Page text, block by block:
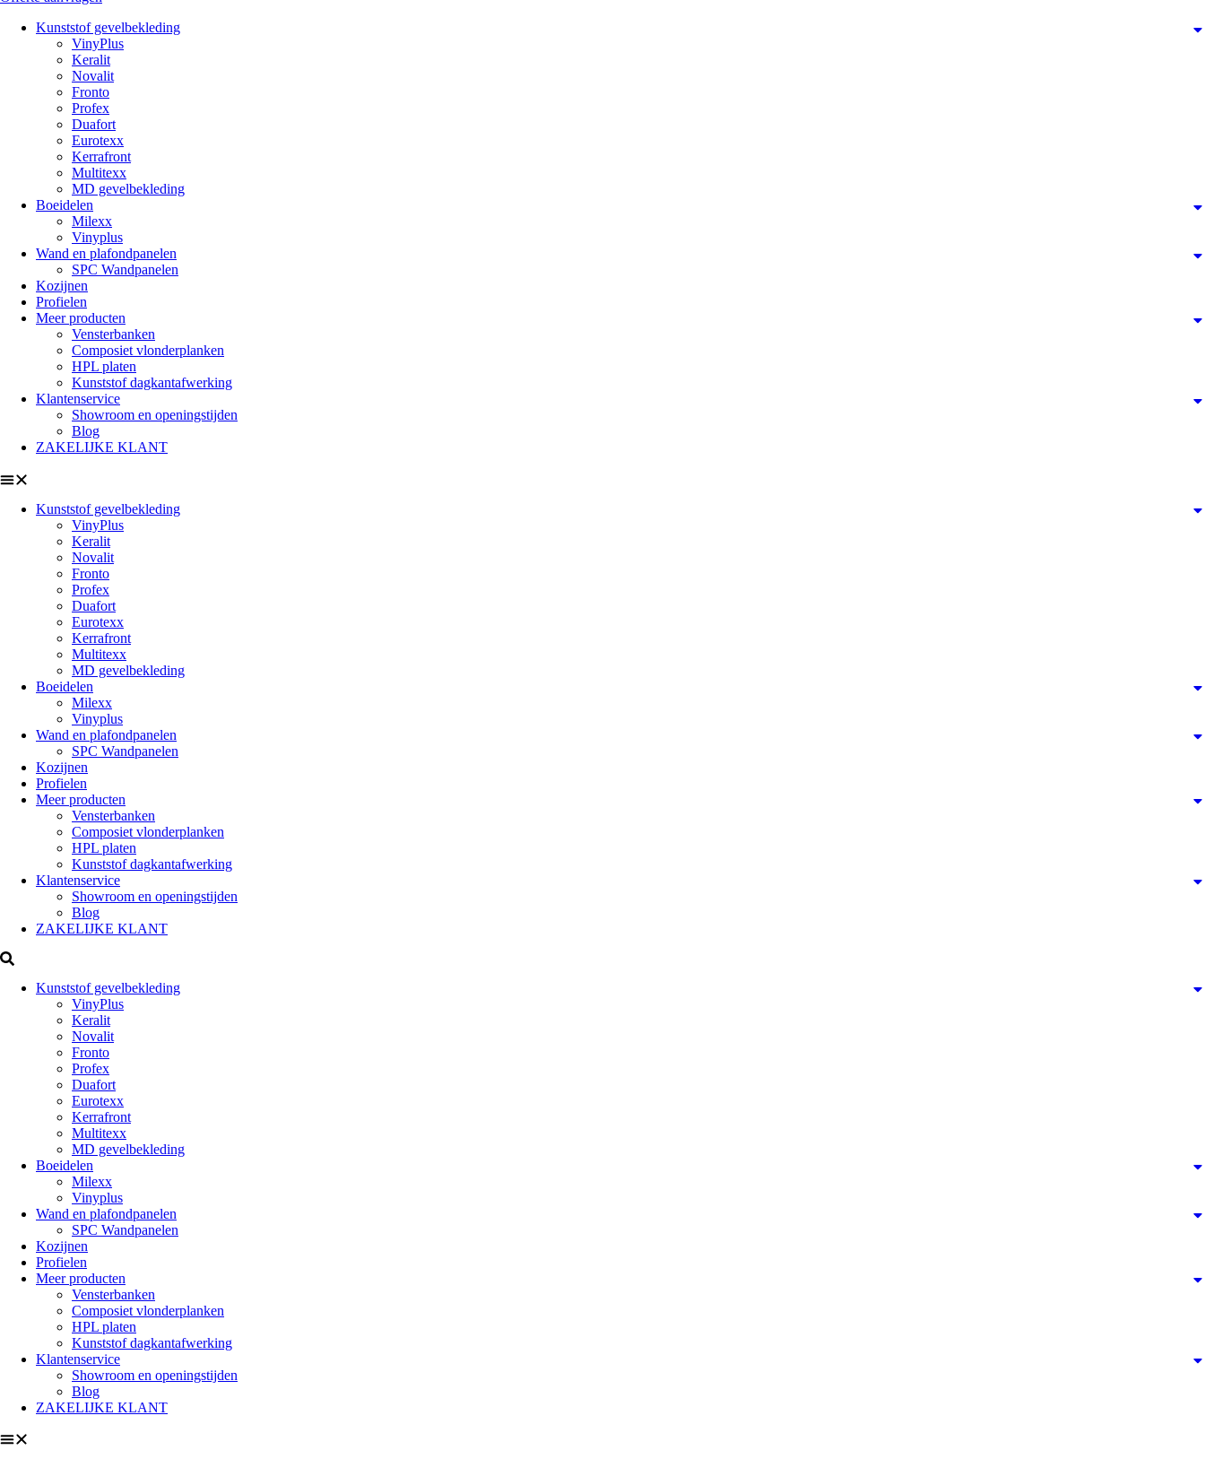
Kunststof gevelbekleding
VinyPlus
Keralit
Novalit
Fronto
Profex
Duafort
Eurotexx
Kerrafront
Multitexx
MD gevelbekleding
Boeidelen
Milexx
Vinyplus
Wand en plafondpanelen
SPC Wandpanelen
Kozijnen
Profielen
Meer producten
Vensterbanken
Composiet vlonderplanken
HPL platen
Kunststof dagkantafwerking
Klantenservice
Showroom en openingstijden
Blog
ZAKELIJKE KLANT
Kunststof gevelbekleding
VinyPlus
Keralit
Novalit
Fronto
Profex
Duafort
Eurotexx
Kerrafront
Multitexx
MD gevelbekleding
Boeidelen
Milexx
Vinyplus
Wand en plafondpanelen
SPC Wandpanelen
Kozijnen
Profielen
Meer producten
Vensterbanken
Composiet vlonderplanken
HPL platen
Kunststof dagkantafwerking
Klantenservice
Showroom en openingstijden
Blog
ZAKELIJKE KLANT
Kunststof gevelbekleding
VinyPlus
Keralit
Novalit
Fronto
Profex
Duafort
Eurotexx
Kerrafront
Multitexx
MD gevelbekleding
Boeidelen
Milexx
Vinyplus
Wand en plafondpanelen
SPC Wandpanelen
Kozijnen
Profielen
Meer producten
Vensterbanken
Composiet vlonderplanken
HPL platen
Kunststof dagkantafwerking
Klantenservice
Showroom en openingstijden
Blog
ZAKELIJKE KLANT